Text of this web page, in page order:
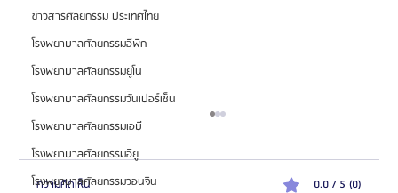
ข่าวสารศัลยกรรม ประเทศไทย
โรงพยาบาลศัลยกรรมอีพิก
โรงพยาบาลศัลยกรรมยูโน
โรงพยาบาลศัลยกรรมวันเปอร์เซ็น
โรงพยาบาลศัลยกรรมเอบี
โรงพยาบาลศัลยกรรมอียู
โรงพยาบาลศัลยกรรมวอนจิน
ความคิดเห็น 0.0 / 5 (0)